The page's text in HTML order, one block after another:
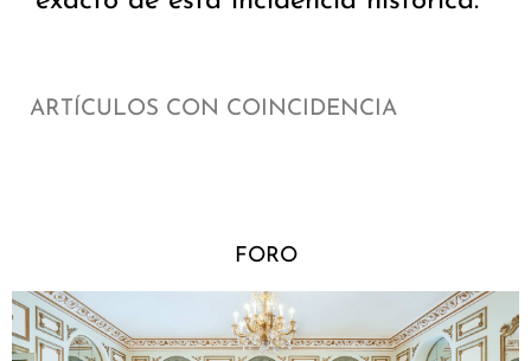
ARTÍCULOS CON COINCIDENCIA
FORO